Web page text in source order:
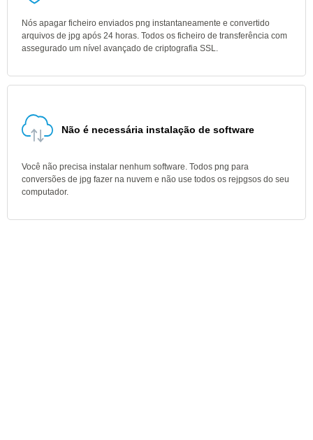
Nós apagar ficheiro enviados png instantaneamente e convertido
arquivos de jpg após 24 horas. Todos os ficheiro de transferência com
assegurado um nível avançado de criptografia SSL.
Não é necessária instalação de software
Você não precisa instalar nenhum software. Todos png para
conversões de jpg fazer na nuvem e não use todos os rejpgsos do seu
computador.